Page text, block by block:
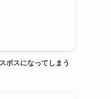
ボスになってしまう